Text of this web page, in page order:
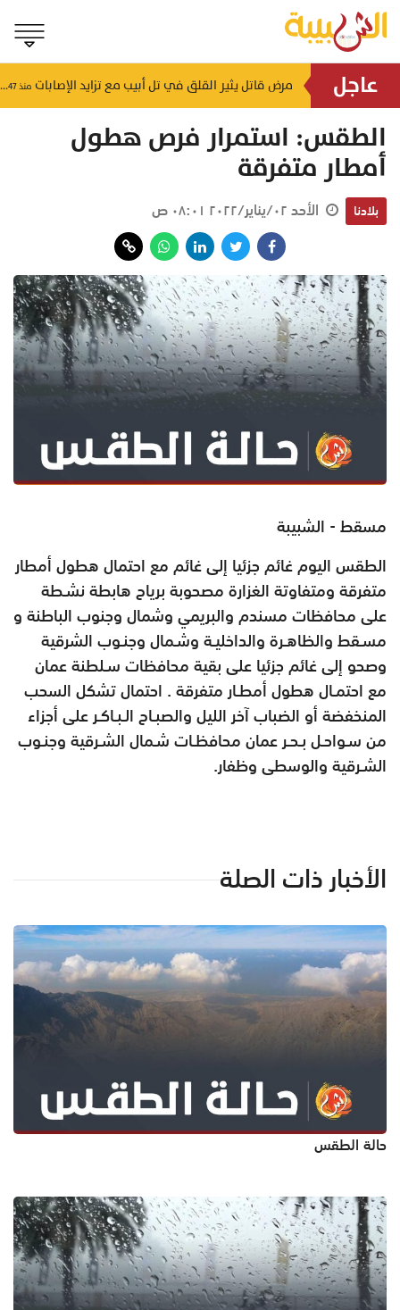
عاجل منذ ٣٨ دقيقة
مرض قاتل يثير القلق في تل أبيب مع تزايد الإصابات منذ ٤٧ دقيقة
الطقس: استمرار فرص هطول
أمطار متفرقة
بلادنا الأحد ٠٢/يناير/٢٠٢٢ ٠٨:٠١ ص
مسقط - الشبيبة
الطقس اليوم غائم جزئيا إلى غائم مع احتمال هطول أمطار
متفرقة ومتفاوتة الغزارة مصحوبة برياح هابطة نشـطة
على محافظات مسندم والبريمي وشمال وجنوب الباطنة و
مسـقط والظاهـرة والداخليـة وشـمال وجنـوب الشرقية
وصحو إلى غائم جزئيا على بقية محافظات سـلطنة عمان
مع احتمـال هطول أمطـار متفرقة . احتمال تشكل السحب
المنخفضة أو الضباب آخر الليل والصبـاح الـبـاكـر على أجزاء
من سـواحـل بـحـر عمان محافظـات شـمال الشـرقية وجنـوب
الشـرقية والوسطى وظفار.
الأخبار ذات الصلة
حالة الطقس